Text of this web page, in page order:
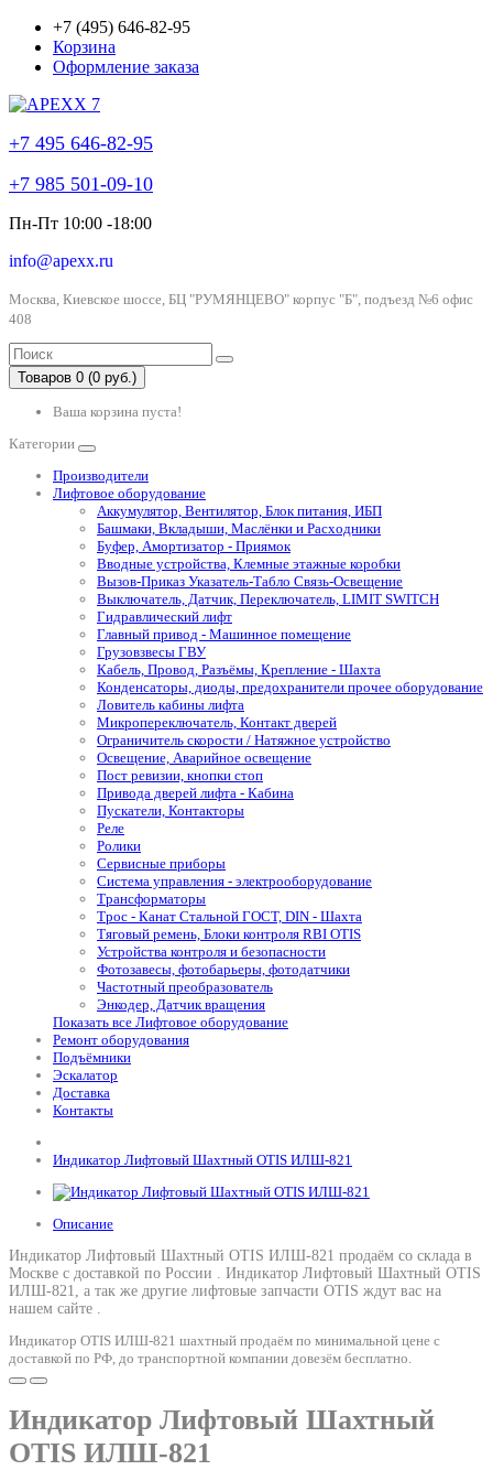
+7 (495) 646-82-95
Корзина
Оформление заказа
+7 495 646-82-95
+7 985 501-09-10
Пн-Пт 10:00 -18:00
info@apexx.ru
Москва, Киевское шоссе, БЦ "РУМЯНЦЕВО" корпус "Б", подъезд №6 офис
408
Товаров 0 (0 руб.)
Ваша корзина пуста!
Категории
Производители
Лифтовое оборудование
Аккумулятор, Вентилятор, Блок питания, ИБП
Башмаки, Вкладыши, Маслёнки и Расходники
Буфер, Амортизатор - Приямок
Вводные устройства, Клемные этажные коробки
Вызов-Приказ Указатель-Табло Связь-Освещение
Выключатель, Датчик, Переключатель, LIMIT SWITCH
Гидравлический лифт
Главный привод - Машинное помещение
Грузовзвесы ГВУ
Кабель, Провод, Разъёмы, Крепление - Шахта
Конденсаторы, диоды, предохранители прочее оборудование
Ловитель кабины лифта
Микропереключатель, Контакт дверей
Ограничитель скорости / Натяжное устройство
Освещение, Аварийное освещение
Пост ревизии, кнопки стоп
Привода дверей лифта - Кабина
Пускатели, Контакторы
Реле
Ролики
Сервисные приборы
Система управления - электрооборудование
Трансформаторы
Трос - Канат Стальной ГОСТ, DIN - Шахта
Тяговый ремень, Блоки контроля RBI OTIS
Устройства контроля и безопасности
Фотозавесы, фотобарьеры, фотодатчики
Частотный преобразователь
Энкодер, Датчик вращения
Показать все Лифтовое оборудование
Ремонт оборудования
Подъёмники
Эскалатор
Доставка
Контакты
Индикатор Лифтовый Шахтный OTIS ИЛШ-821
Описание
Индикатор Лифтовый Шахтный OTIS ИЛШ-821 продаём со склада в
Москве с доставкой по России . Индикатор Лифтовый Шахтный OTIS
ИЛШ-821, а так же другие лифтовые запчасти OTIS ждут вас на
нашем сайте .
Индикатор OTIS ИЛШ-821 шахтный продаём по минимальной цене с
доставкой по РФ, до транспортной компании довезём бесплатно.
Индикатор Лифтовый Шахтный
OTIS ИЛШ-821